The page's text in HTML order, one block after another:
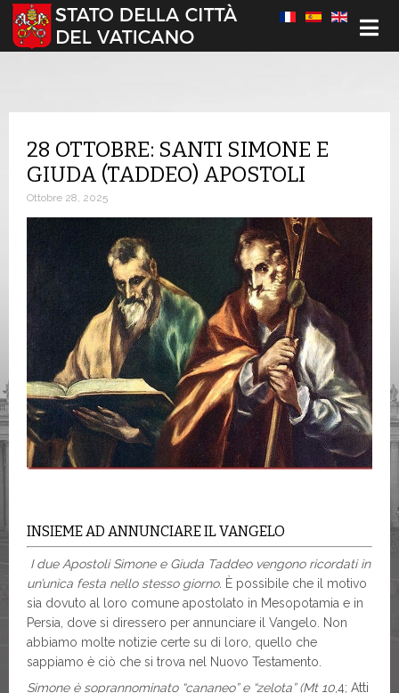
Seleziona la tua lingua
28 OTTOBRE: SANTI SIMONE E
GIUDA (TADDEO) APOSTOLI
Ottobre 28, 2025
INSIEME AD ANNUNCIARE IL VANGELO
I due Apostoli Simone e Giuda Taddeo vengono ricordati in
un’unica festa nello stesso giorno. È possibile che il motivo
sia dovuto al loro comune apostolato in Mesopotamia e in
Persia, dove si diressero per annunciare il Vangelo. Non
abbiamo molte notizie certe su di loro, quello che
sappiamo è ciò che si trova nel Nuovo Testamento.
Simone è soprannominato “cananeo” e “zelota”(Mt 10,4; Atti